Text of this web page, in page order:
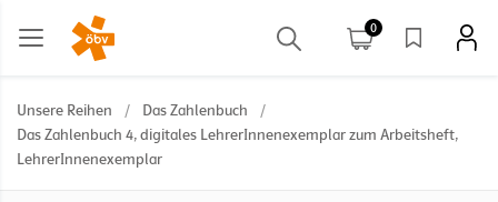
0
Unsere Reihen / Das Zahlenbuch
/
Das Zahlenbuch 4, digitales LehrerInnenexemplar zum Arbeitsheft,
LehrerInnenexemplar